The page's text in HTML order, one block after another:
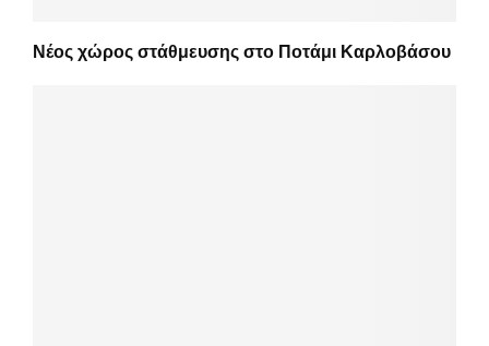
Νέος χώρος στάθμευσης στο Ποτάμι Καρλοβάσου